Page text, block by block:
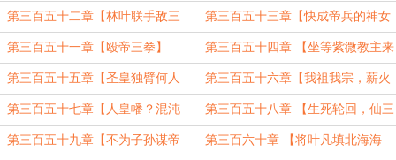
姜！】 瞳！】
第三百五十二章【林叶联手敌三
圣】
第三百五十三章【快成帝兵的神女
炉】
第三百五十一章【殴帝三拳】 第三百五十四章 【坐等紫微教主来
拜】
第三百五十五章【圣皇独臂何人
斩？】
第三百五十六章【我祖我宗，薪火
相传】
第三百五十七章【人皇幡？混沌
幡！】
第三百五十八章 【生死轮回，仙三
斩道】
第三百五十九章【不为子孙谋帝 第三百六十章 【将叶凡填北海海